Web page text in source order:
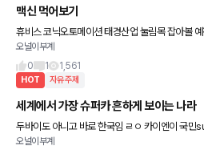
맥신 먹어보기
휴비스 코닉오토메이션 태경산업 눌림목 잡아볼 예정 티타늄 관련
노 월요일에 잡을예정
오널이부계
0
1 1,561
HOT 자유주제
세계에서 가장 슈퍼카 흔하게 보이는 나라
두바이도 아니고 바로 한국임 ㄹㅇ 카이엔이 국민suv마냥 돌아다니는거 보고 컬리넌이
돌아보면 보이는거보면 외국인도 기겁함
오널이부계